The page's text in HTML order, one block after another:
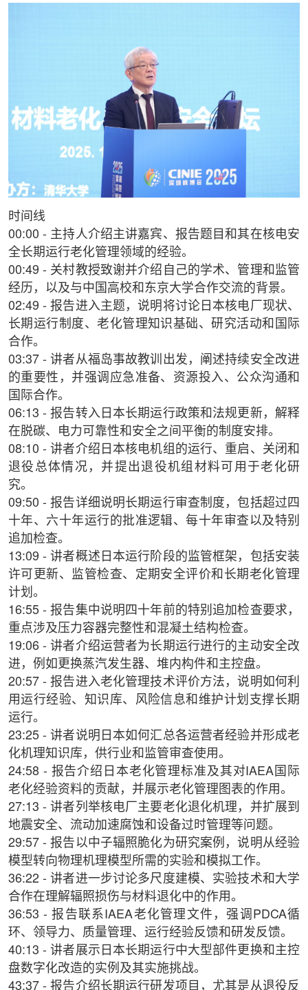
时间线
00:00 - 主持人介绍主讲嘉宾、报告题目和其在核电安
全长期运行老化管理领域的经验。
00:49 - 关村教授致谢并介绍自己的学术、管理和监管
经历，以及与中国高校和东京大学合作交流的背景。
02:49 - 报告进入主题，说明将讨论日本核电厂现状、
长期运行制度、老化管理知识基础、研究活动和国际
合作。
03:37 - 讲者从福岛事故教训出发，阐述持续安全改进
的重要性，并强调应急准备、资源投入、公众沟通和
国际合作。
06:13 - 报告转入日本长期运行政策和法规更新，解释
在脱碳、电力可靠性和安全之间平衡的制度安排。
08:10 - 讲者介绍日本核电机组的运行、重启、关闭和
退役总体情况，并提出退役机组材料可用于老化研
究。
09:50 - 报告详细说明长期运行审查制度，包括超过四
十年、六十年运行的批准逻辑、每十年审查以及特别
追加检查。
13:09 - 讲者概述日本运行阶段的监管框架，包括安装
许可更新、监管检查、定期安全评价和长期老化管理
计划。
16:55 - 报告集中说明四十年前的特别追加检查要求，
重点涉及压力容器完整性和混凝土结构检查。
19:06 - 讲者介绍运营者为长期运行进行的主动安全改
进，例如更换蒸汽发生器、堆内构件和主控盘。
20:57 - 报告进入老化管理技术评价方法，说明如何利
用运行经验、知识库、风险信息和维护计划支撑长期
运行。
23:25 - 讲者说明日本如何汇总各运营者经验并形成老
化机理知识库，供行业和监管审查使用。
24:58 - 报告介绍日本老化管理标准及其对IAEA国际
老化经验资料的贡献，并展示老化管理图表的作用。
27:13 - 讲者列举核电厂主要老化退化机理，并扩展到
地震安全、流动加速腐蚀和设备过时管理等问题。
29:57 - 报告以中子辐照脆化为研究案例，说明从经验
模型转向物理机理模型所需的实验和模拟工作。
36:22 - 讲者进一步讨论多尺度建模、实验技术和大学
合作在理解辐照损伤与材料退化中的作用。
36:53 - 报告联系IAEA老化管理文件，强调PDCA循
环、领导力、质量管理、运行经验反馈和研发反馈。
40:13 - 讲者展示日本长期运行中大型部件更换和主控
盘数字化改造的实例及其实施挑战。
43:37 - 报告介绍长期运行研发项目，尤其是从退役反